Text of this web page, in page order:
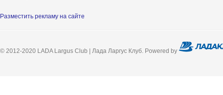
Разместить рекламу на сайте
© 2012-2020 LADA Largus Club | Лада Ларгус Клуб. Powered by